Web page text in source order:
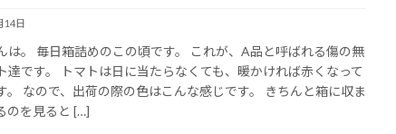
14日
は。 毎日箱詰めのこの頃です。 これが、A品と呼ばれる傷の無
達です。 トマトは日に当たらなくても、暖かければ赤くなって
。 なので、出荷の際の色はこんな感じです。 きちんと箱に収ま
のを見ると […]